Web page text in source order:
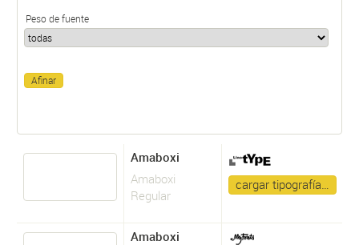
Peso de fuente
Amaboxi
Amaboxi
Regular
cargar tipografía…
Amaboxi